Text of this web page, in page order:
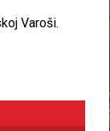
Varoši.